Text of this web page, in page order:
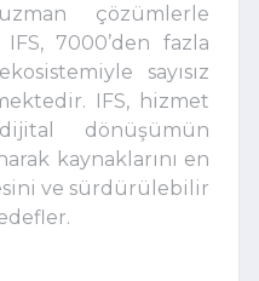
çözümlerle
IFS, 7000’den fazla
sayısız
IFS, hizmet
dönüşümün
kaynaklarını en
ve sürdürülebilir